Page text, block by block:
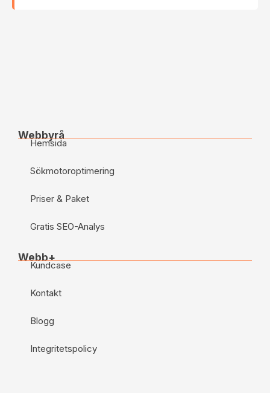
Webbyrå
Hemsida
Sökmotoroptimering
Priser & Paket
Gratis SEO-Analys
Webb+
Kundcase
Kontakt
Blogg
Integritetspolicy